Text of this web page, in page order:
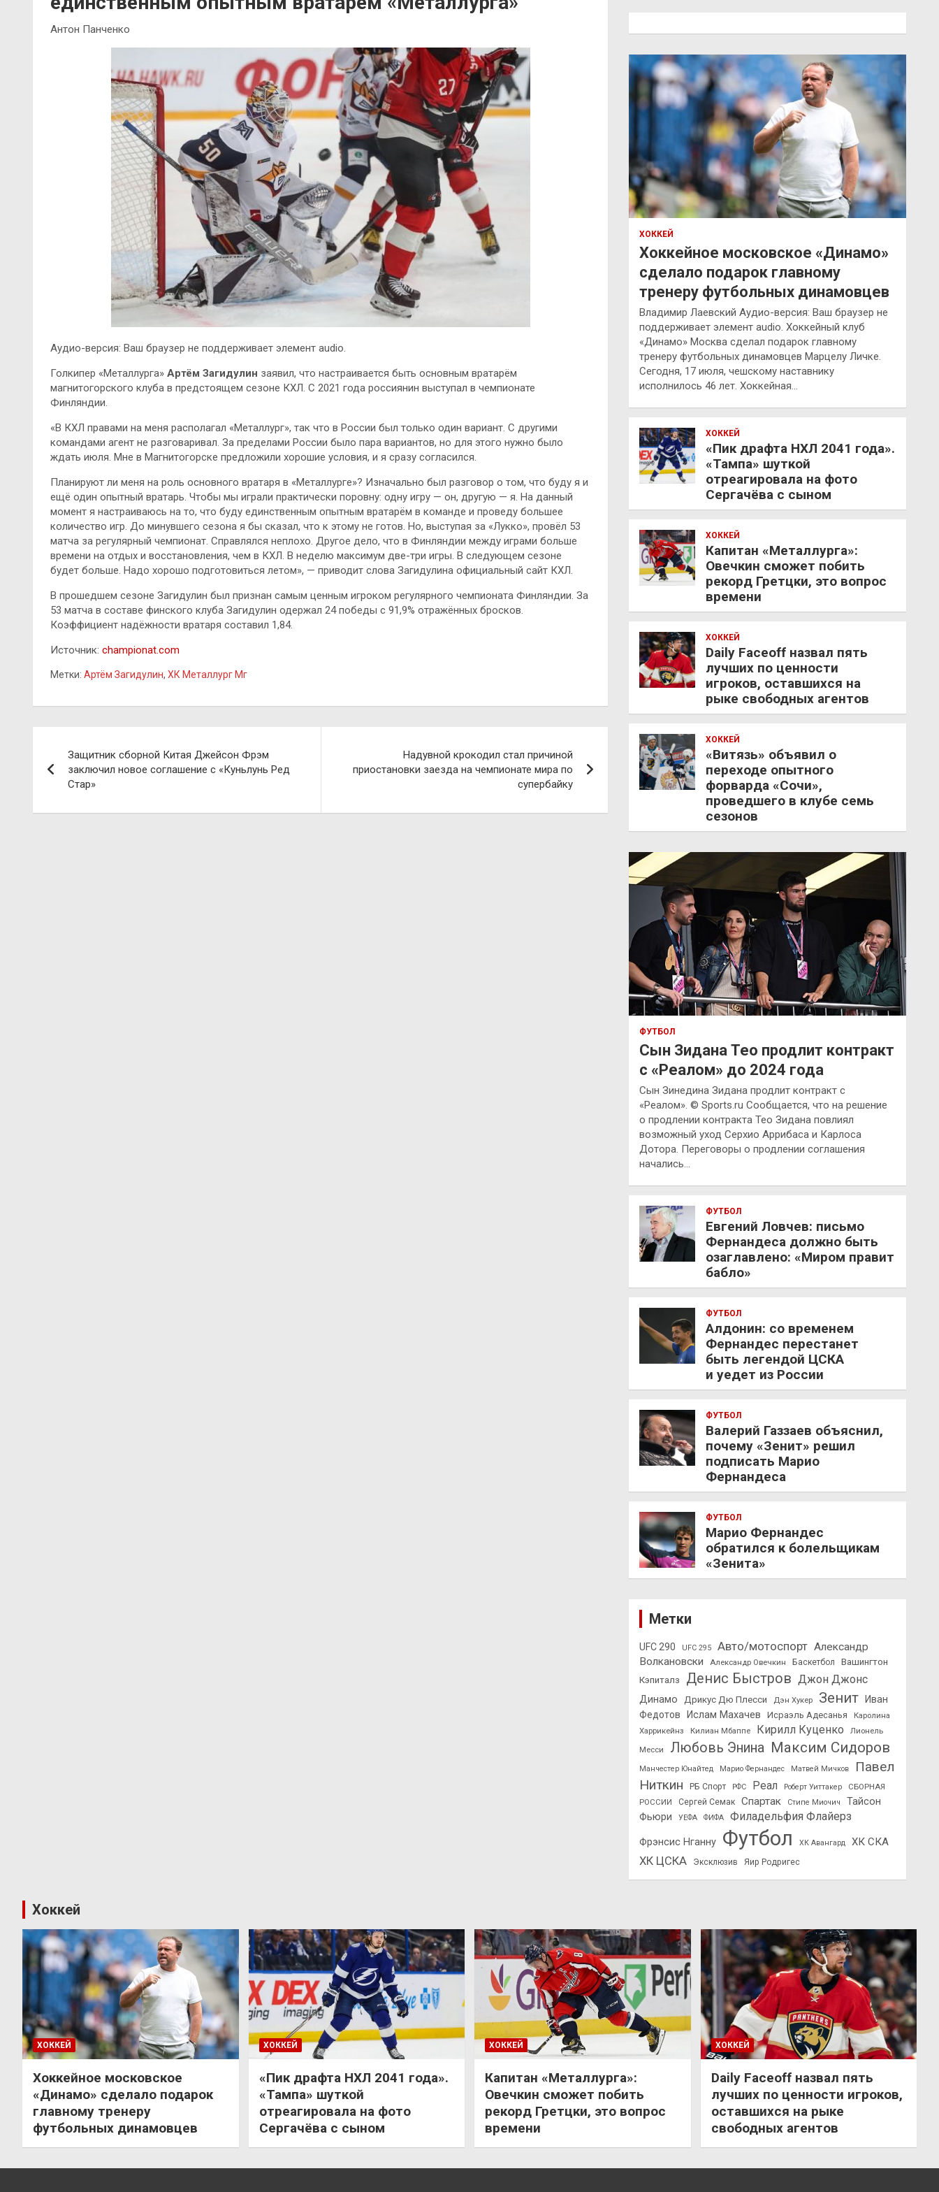
Антон Панченко
Аудио-версия: Ваш браузер не поддерживает элемент audio.
Голкипер «Металлурга» Артём Загидулин заявил, что настраивается быть основным вратарём
магнитогорского клуба в предстоящем сезоне КХЛ. С 2021 года россиянин выступал в чемпионате
Финляндии.
«В КХЛ правами на меня располагал «Металлург», так что в России был только один вариант. С другими
командами агент не разговаривал. За пределами России было пара вариантов, но для этого нужно было
ждать июля. Мне в Магнитогорске предложили хорошие условия, и я сразу согласился.
Планируют ли меня на роль основного вратаря в «Металлурге»? Изначально был разговор о том, что буду я и
ещё один опытный вратарь. Чтобы мы играли практически поровну: одну игру — он, другую — я. На данный
момент я настраиваюсь на то, что буду единственным опытным вратарём в команде и проведу большее
количество игр. До минувшего сезона я бы сказал, что к этому не готов. Но, выступая за «Лукко», провёл 53
матча за регулярный чемпионат. Справлялся неплохо. Другое дело, что в Финляндии между играми больше
времени на отдых и восстановления, чем в КХЛ. В неделю максимум две-три игры. В следующем сезоне
будет больше. Надо хорошо подготовиться летом», — приводит слова Загидулина официальный сайт КХЛ.
В прошедшем сезоне Загидулин был признан самым ценным игроком регулярного чемпионата Финляндии. За
53 матча в составе финского клуба Загидулин одержал 24 победы с 91,9% отражённых бросков.
Коэффициент надёжности вратаря составил 1,84.
Источник: championat.com
Метки: Артём Загидулин, ХК Металлург Мг
по
записям
Защитник сборной Китая Джейсон Фрэм
заключил новое соглашение с «Куньлунь Ред
Стар»
Надувной крокодил стал причиной
приостановки заезда на чемпионате мира по
супербайку
ХОККЕЙ
Хоккейное московское «Динамо»
сделало подарок главному
тренеру футбольных динамовцев
Владимир Лаевский Аудио-версия: Ваш браузер не
поддерживает элемент audio. Хоккейный клуб
«Динамо» Москва сделал подарок главному
тренеру футбольных динамовцев Марцелу Личке.
Сегодня, 17 июля, чешскому наставнику
исполнилось 46 лет. Хоккейная…
ХОККЕЙ
«Пик драфта НХЛ 2041 года».
«Тампа» шуткой
отреагировала на фото
Сергачёва с сыном
ХОККЕЙ
Капитан «Металлурга»:
Овечкин сможет побить
рекорд Гретцки, это вопрос
времени
ХОККЕЙ
Daily Faceoff назвал пять
лучших по ценности
игроков, оставшихся на
рыке свободных агентов
ХОККЕЙ
«Витязь» объявил о
переходе опытного
форварда «Сочи»,
проведшего в клубе семь
сезонов
ФУТБОЛ
Сын Зидана Тео продлит контракт
с «Реалом» до 2024 года
Сын Зинедина Зидана продлит контракт с
«Реалом». © Sports.ru Сообщается, что на решение
о продлении контракта Тео Зидана повлиял
возможный уход Серхио Аррибаса и Карлоса
Дотора. Переговоры о продлении соглашения
начались…
ФУТБОЛ
Евгений Ловчев: письмо
Фернандеса должно быть
озаглавлено: «Миром правит
бабло»
ФУТБОЛ
Алдонин: со временем
Фернандес перестанет
быть легендой ЦСКА
и уедет из России
ФУТБОЛ
Валерий Газзаев объяснил,
почему «Зенит» решил
подписать Марио
Фернандеса
ФУТБОЛ
Марио Фернандес
обратился к болельщикам
«Зенита»
Метки
UFC 290 UFC 295 Авто/мотоспорт Александр
Волкановски
Александр Овечкин Баскетбол
Вашингтон
Кэпиталз
Денис Быстров Джон Джонс
Динамо Дрикус Дю Плесси Дэн Хукер Зенит
Иван
Федотов
Ислам Махачев Исраэль Адесанья
Каролина
Харрикейнз
Килиан Мбаппе Кирилл Куценко
Лионель
Месси
Любовь Энина Максим Сидоров
Манчестер Юнайтед Марио Фернандес Матвей Мичков
Павел
Ниткин
РБ Спорт РФС Реал Роберт Уиттакер
СБОРНАЯ
РОССИИ
Сергей Семак Спартак Стипе Миочич
Тайсон
Фьюри
УЕФА ФИФА Филадельфия Флайерз
Фрэнсис Нганну Футбол ХК Авангард ХК СКА
ХК ЦСКА Эксклюзив Яир Родригес
Хоккей
ХОККЕЙ
Хоккейное московское
«Динамо» сделало подарок
главному тренеру
футбольных динамовцев
ХОККЕЙ
«Пик драфта НХЛ 2041 года».
«Тампа» шуткой
отреагировала на фото
Сергачёва с сыном
ХОККЕЙ
Капитан «Металлурга»:
Овечкин сможет побить
рекорд Гретцки, это вопрос
времени
ХОККЕЙ
Daily Faceoff назвал пять
лучших по ценности игроков,
оставшихся на рыке
свободных агентов